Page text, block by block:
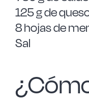
125 g de
8 hojas de
Sal